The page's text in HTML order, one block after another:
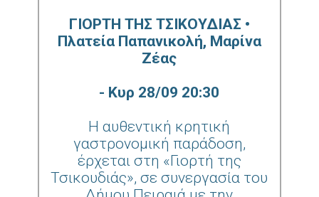
ΓΙΟΡΤΗ ΤΗΣ ΤΣΙΚΟΥΔΙΑΣ •
Πλατεία Παπανικολή, Μαρίνα
Ζέας
- Κυρ 28/09 20:30
Η αυθεντική κρητική
γαστρονομική παράδοση,
έρχεται στη «Γιορτή της
Τσικουδιάς», σε συνεργασία του